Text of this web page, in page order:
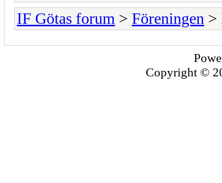
IF Götas forum > Föreningen >
Copyright ©